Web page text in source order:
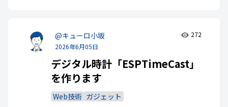
@キューロ小坂
2026年6月05日
272
デジタル時計「ESPTimeCast」
を作ります
Web技術 ガジェット